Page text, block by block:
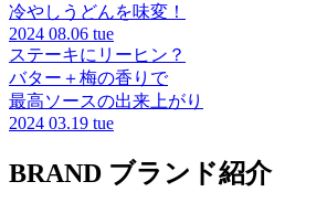
冷やしうどんを味変！
2024 08.06 tue
ステーキにリーヒン？
バター＋梅の香りで
最高ソースの出来上がり
2024 03.19 tue
BRAND ブランド紹介